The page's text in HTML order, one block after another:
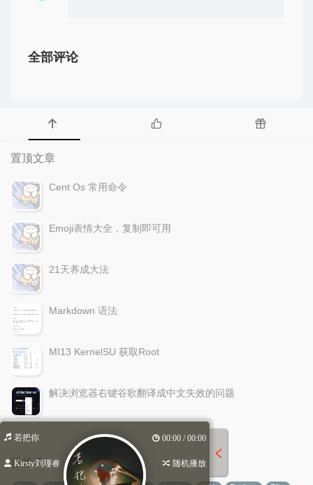
全部评论
置顶文章
Cent Os 常用命令
Emoji表情大全，复制即可用
21天养成大法
Markdown 语法
MI13 KernelSU 获取Root
解决浏览器右键谷歌翻译成中文失效的问题
标签云
若把你 00:00 / 00:00
Kirsty刘瑾睿 随机播放